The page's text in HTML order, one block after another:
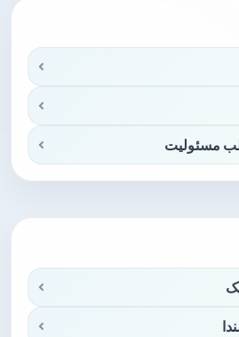
مسئولیت